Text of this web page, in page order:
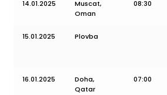
14.01.2025
Muscat,
Oman
08:30
15.01.2025 Plovba
16.01.2025
Doha,
Qatar
07:00